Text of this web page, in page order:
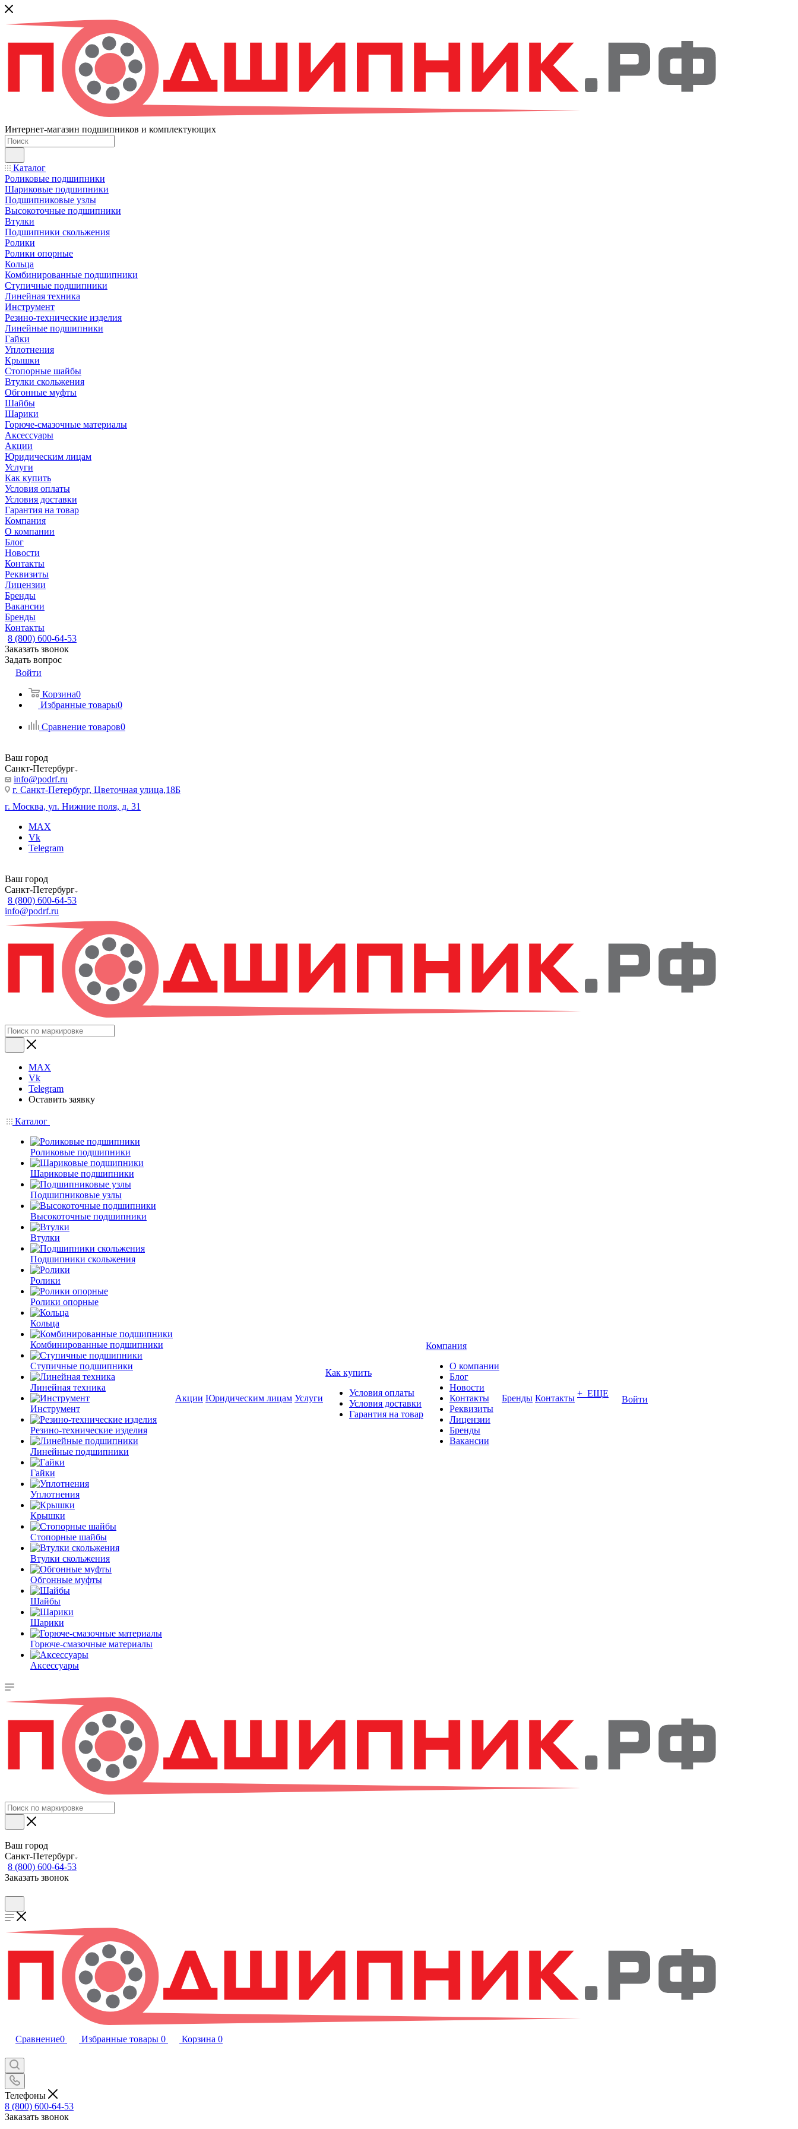
Интернет-магазин подшипников и комплектующих
Каталог
Роликовые подшипники
Шариковые подшипники
Подшипниковые узлы
Высокоточные подшипники
Втулки
Подшипники скольжения
Ролики
Ролики опорные
Кольца
Комбинированные подшипники
Ступичные подшипники
Линейная техника
Инструмент
Резино-технические изделия
Линейные подшипники
Гайки
Уплотнения
Крышки
Стопорные шайбы
Втулки скольжения
Обгонные муфты
Шайбы
Шарики
Горюче-смазочные материалы
Аксессуары
Акции
Юридическим лицам
Услуги
Как купить
Условия оплаты
Условия доставки
Гарантия на товар
Компания
О компании
Блог
Новости
Контакты
Реквизиты
Лицензии
Бренды
Вакансии
Бренды
Контакты
8 (800) 600-64-53
Заказать звонок
Задать вопрос
Войти
Корзина0
Избранные товары0
Сравнение товаров0
Ваш город
Санкт-Петербург
info@podrf.ru
г. Санкт-Петербург, Цветочная улица,18Б
г. Москва, ул. Нижние поля, д. 31
MAX
Vk
Telegram
Ваш город
Санкт-Петербург
8 (800) 600-64-53
info@podrf.ru
MAX
Vk
Telegram
Оставить заявку
Каталог
Роликовые подшипники
Шариковые подшипники
Подшипниковые узлы
Высокоточные подшипники
Втулки
Подшипники скольжения
Ролики
Ролики опорные
Кольца
Комбинированные подшипники
Ступичные подшипники
Линейная техника
Инструмент
Резино-технические изделия
Линейные подшипники
Гайки
Уплотнения
Крышки
Стопорные шайбы
Втулки скольжения
Обгонные муфты
Шайбы
Шарики
Горюче-смазочные материалы
Аксессуары
Акции Юридическим лицам Услуги
Как купить
Условия оплаты
Условия доставки
Гарантия на товар
Компания
О компании
Блог
Новости
Контакты
Реквизиты
Лицензии
Бренды
Вакансии
Бренды Контакты + ЕЩЕ
Войти
Ваш город
Санкт-Петербург
8 (800) 600-64-53
Заказать звонок
Сравнение0 Избранные товары 0 Корзина 0
Телефоны
8 (800) 600-64-53
Заказать звонок